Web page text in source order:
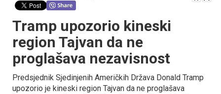
Tramp upozorio kineski
region Tajvan da ne
proglašava nezavisnost
Predsjednik Sjedinjenih Američkih Država Donald Tramp
upozorio je kineski region Tajvan da ne proglašava